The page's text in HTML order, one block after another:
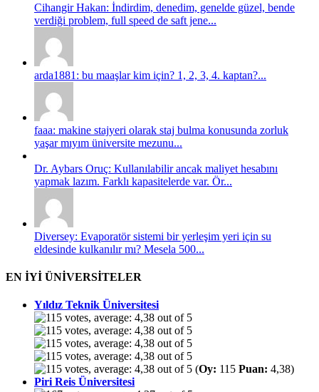
Cihangir Hakan: İndirdim, denedim, genelde güzel, bende
verdiği problem, full speed de saft jene...
arda1881: bu maaşlar kim için? 1, 2, 3, 4. kaptan?...
faaa: makine stajyeri olarak staj bulma konusunda zorluk
yaşar mıyım üniversite mezunu...
Dr. Aybars Oruç: Kullanılabilir ancak maliyet hesabını
yapmak lazım. Farklı kapasitelerde var. Ör...
Diversey: Evaporatör sistemi bir yerleşim yeri için su
eldesinde kulkanılır mı? Mesela 500...
EN İYİ ÜNİVERSİTELER
Yıldız Teknik Üniversitesi
(Oy: 115 Puan: 4,38)
Piri Reis Üniversitesi